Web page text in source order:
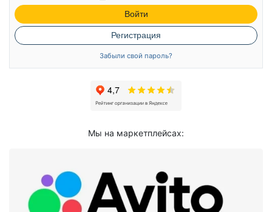
Войти
Регистрация
Забыли свой пароль?
Мы на маркетплейсах: